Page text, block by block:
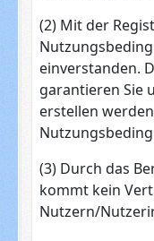
(2) Mit der
einverstanden.
garantieren Sie
erstellen
(3) Durch das
kommt kein
Nutzern/